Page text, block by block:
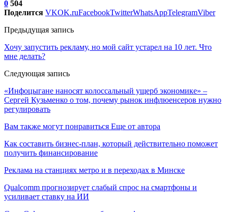
0 504
Поделится VKOK.ruFacebookTwitterWhatsAppTelegramViber
Предыдущая запись
Хочу запустить рекламу, но мой сайт устарел на 10 лет. Что
мне делать?
Следующая запись
«Инфоцыгане наносят колоссальный ущерб экономике» –
Сергей Кузьменко о том, почему рынок инфлюенсеров нужно
регулировать
Вам также могут понравиться Еще от автора
Как составить бизнес-план, который действительно поможет
получить финансирование
Реклама на станциях метро и в переходах в Минске
Qualcomm прогнозирует слабый спрос на смартфоны и
усиливает ставку на ИИ